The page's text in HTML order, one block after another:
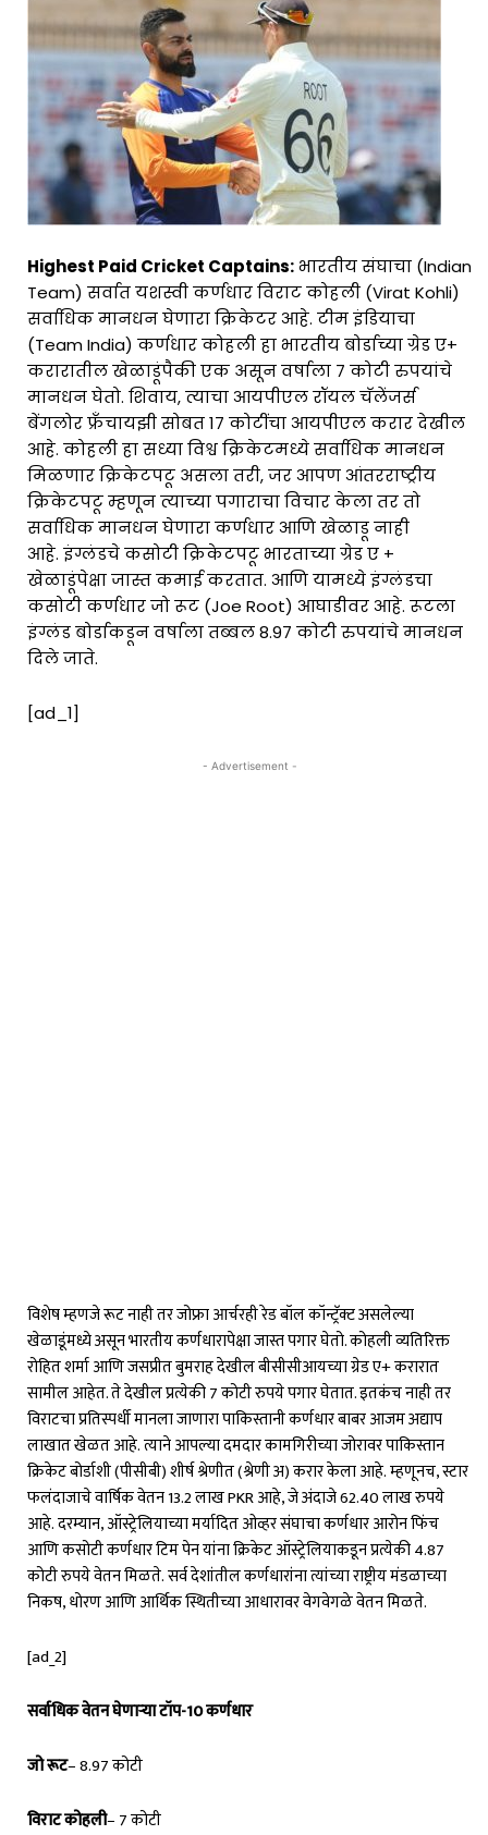
Highest Paid Cricket Captains:भारतीय संघाचा (Indian
Team) सर्वात यशस्वी कर्णधार विराट कोहली (Virat Kohli)
सर्वाधिक मानधन घेणारा क्रिकेटर आहे. टीम इंडियाचा
(Team India) कर्णधार कोहली हा भारतीय बोर्डाच्या ग्रेड ए+
करारातील खेळाडूंपैकी एक असून वर्षाला 7 कोटी रुपयांचे
मानधन घेतो. शिवाय, त्याचा आयपीएल रॉयल चॅलेंजर्स
बेंगलोर फ्रँचायझी सोबत 17 कोटींचा आयपीएल करार देखील
आहे. कोहली हा सध्या विश्व क्रिकेटमध्ये सर्वाधिक मानधन
मिळणार क्रिकेटपटू असला तरी, जर आपण आंतरराष्ट्रीय
क्रिकेटपटू म्हणून त्याच्या पगाराचा विचार केला तर तो
सर्वाधिक मानधन घेणारा कर्णधार आणि खेळाडू नाही
आहे. इंग्लंडचे कसोटी क्रिकेटपटू भारताच्या ग्रेड ए +
खेळाडूंपेक्षा जास्त कमाई करतात. आणि यामध्ये इंग्लंडचा
कसोटी कर्णधार जो रूट (Joe Root) आघाडीवर आहे. रूटला
इंग्लंड बोर्डाकडून वर्षाला तब्बल 8.97 कोटी रुपयांचे मानधन
दिले जाते.
[ad_1]
- Advertisement -
विशेष म्हणजे रूट नाही तर जोफ्रा आर्चरही रेड बॉल कॉन्ट्रॅक्ट असलेल्या
खेळाडूंमध्ये असून भारतीय कर्णधारापेक्षा जास्त पगार घेतो. कोहली व्यतिरिक्त
रोहित शर्मा आणि जसप्रीत बुमराह देखील बीसीसीआयच्या ग्रेड ए+ करारात
सामील आहेत. ते देखील प्रत्येकी 7 कोटी रुपये पगार घेतात. इतकंच नाही तर
विराटचा प्रतिस्पर्धी मानला जाणारा पाकिस्तानी कर्णधार बाबर आजम अद्याप
लाखात खेळत आहे. त्याने आपल्या दमदार कामगिरीच्या जोरावर पाकिस्तान
क्रिकेट बोर्डाशी (पीसीबी) शीर्ष श्रेणीत (श्रेणी अ) करार केला आहे. म्हणूनच, स्टार
फलंदाजाचे वार्षिक वेतन 13.2 लाख PKR आहे, जे अंदाजे 62.40 लाख रुपये
आहे. दरम्यान, ऑस्ट्रेलियाच्या मर्यादित ओव्हर संघाचा कर्णधार आरोन फिंच
आणि कसोटी कर्णधार टिम पेन यांना क्रिकेट ऑस्ट्रेलियाकडून प्रत्येकी 4.87
कोटी रुपये वेतन मिळते. सर्व देशांतील कर्णधारांना त्यांच्या राष्ट्रीय मंडळाच्या
निकष, धोरण आणि आर्थिक स्थितीच्या आधारावर वेगवेगळे वेतन मिळते.
[ad_2]
सर्वाधिक वेतन घेणाऱ्या टॉप-10 कर्णधार
जो रूट– 8.97 कोटी
विराट कोहली– 7 कोटी